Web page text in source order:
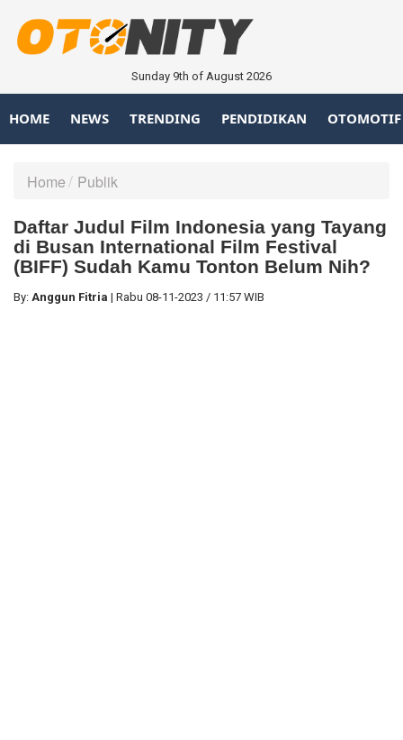
Sunday 9th of August 2026
HOME NEWS TRENDING PENDIDIKAN OTOMOTIF
Home Publik
Daftar Judul Film Indonesia yang Tayang
di Busan International Film Festival
(BIFF) Sudah Kamu Tonton Belum Nih?
By: Anggun Fitria | Rabu 08-11-2023 / 11:57 WIB